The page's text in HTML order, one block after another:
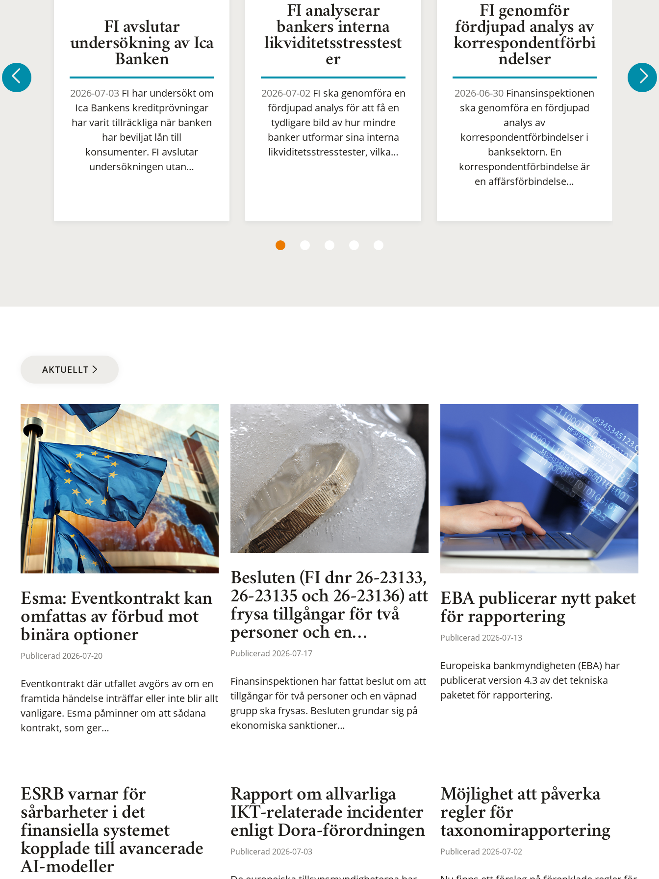
FI avslutar
undersökning av Ica
Banken
2026-07-03FI har undersökt om
Ica Bankens kreditprövningar
har varit tillräckliga när banken
har beviljat lån till
konsumenter. FI avslutar
undersökningen utan…
FI analyserar
bankers interna
likviditetsstresstest
er
2026-07-02FI ska genomföra en
fördjupad analys för att få en
tydligare bild av hur mindre
banker utformar sina interna
likviditetsstresstester, vilka…
FI genomför
fördjupad analys av
korrespondentförbi
ndelser
2026-06-30 Finansinspektionen
ska genomföra en fördjupad
analys av
korrespondentförbindelser i
banksektorn. En
korrespondentförbindelse är
en affärsförbindelse…
AKTUELLT
Esma: Eventkontrakt kan
omfattas av förbud mot
binära optioner
Publicerad 2026-07-20
Eventkontrakt där utfallet avgörs av om en
framtida händelse inträffar eller inte blir allt
vanligare. Esma påminner om att sådana
kontrakt, som ger…
Besluten (FI dnr 26-23133,
26-23135 och 26-23136) att
frysa tillgångar för två
personer och en…
Publicerad 2026-07-17
Finansinspektionen har fattat beslut om att
tillgångar för två personer och en väpnad
grupp ska frysas. Besluten grundar sig på
ekonomiska sanktioner…
EBA publicerar nytt paket
för rapportering
Publicerad 2026-07-13
Europeiska bankmyndigheten (EBA) har
publicerat version 4.3 av det tekniska
paketet för rapportering.
ESRB varnar för
sårbarheter i det
finansiella systemet
kopplade till avancerade
AI-modeller
Rapport om allvarliga
IKT-relaterade incidenter
enligt Dora-förordningen
Publicerad 2026-07-03
Möjlighet att påverka
regler för
taxonomirapportering
Publicerad 2026-07-02